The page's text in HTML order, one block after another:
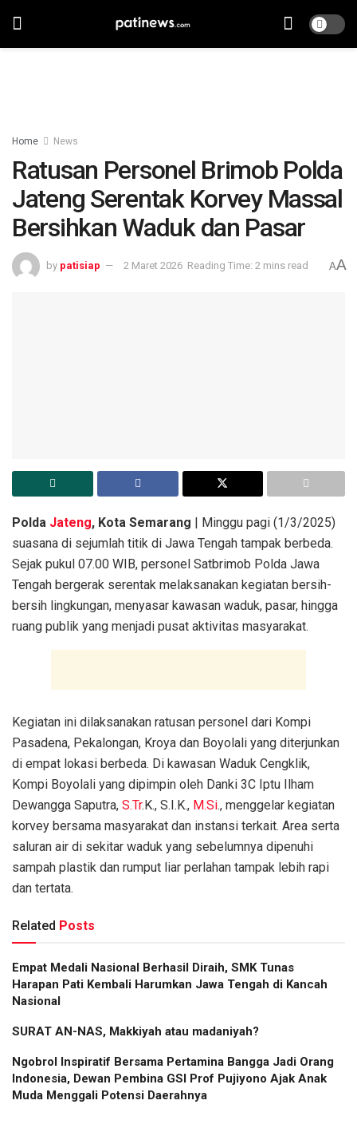
Home News
Ratusan Personel Brimob Polda
Jateng Serentak Korvey Massal
Bersihkan Waduk dan Pasar
by patisiap 2 Maret 2026 Reading Time: 2 mins read AA
Polda Jateng, Kota Semarang | Minggu pagi (1/3/2025)
suasana di sejumlah titik di Jawa Tengah tampak berbeda.
Sejak pukul 07.00 WIB, personel Satbrimob Polda Jawa
Tengah bergerak serentak melaksanakan kegiatan bersih-
bersih lingkungan, menyasar kawasan waduk, pasar, hingga
ruang publik yang menjadi pusat aktivitas masyarakat.
Kegiatan ini dilaksanakan ratusan personel dari Kompi
Pasadena, Pekalongan, Kroya dan Boyolali yang diterjunkan
di empat lokasi berbeda. Di kawasan Waduk Cengklik,
Kompi Boyolali yang dipimpin oleh Danki 3C Iptu Ilham
Dewangga Saputra, S.Tr.K., S.I.K., M.Si., menggelar kegiatan
korvey bersama masyarakat dan instansi terkait. Area serta
saluran air di sekitar waduk yang sebelumnya dipenuhi
sampah plastik dan rumput liar perlahan tampak lebih rapi
dan tertata.
Related Posts
Empat Medali Nasional Berhasil Diraih, SMK Tunas
Harapan Pati Kembali Harumkan Jawa Tengah di Kancah
Nasional
SURAT AN-NAS, Makkiyah atau madaniyah?
Ngobrol Inspiratif Bersama Pertamina Bangga Jadi Orang
Indonesia, Dewan Pembina GSI Prof Pujiyono Ajak Anak
Muda Menggali Potensi Daerahnya